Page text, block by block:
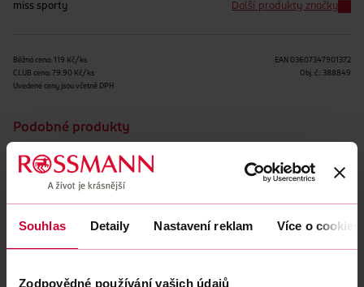
Souhlas Detaily Nastavení reklam Více o cookies
Zodpovědné používání vašich údajů
miss sporty Další produkty značky
Běžná cena: 119 Kč/ks
CLUB cena: 79.90 Kč/ks
Uvedené ceny jsou včetně DPH
EAN 03607347901372
Obj. č.: 388849
Podobné produkty